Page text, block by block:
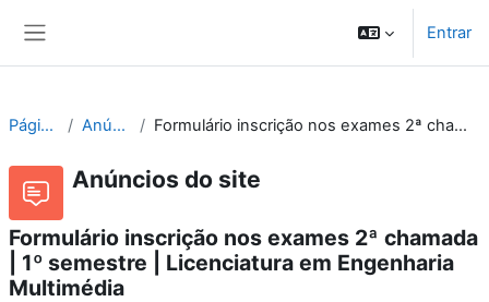
Entrar
Páginas do site Anúncios do site Formulário inscrição nos exames 2ª chamada | 1º semestre | Licenciatura em Engenharia Multimédia
Anúncios do site
Formulário inscrição nos exames 2ª chamada
| 1º semestre | Licenciatura em Engenharia
Multimédia